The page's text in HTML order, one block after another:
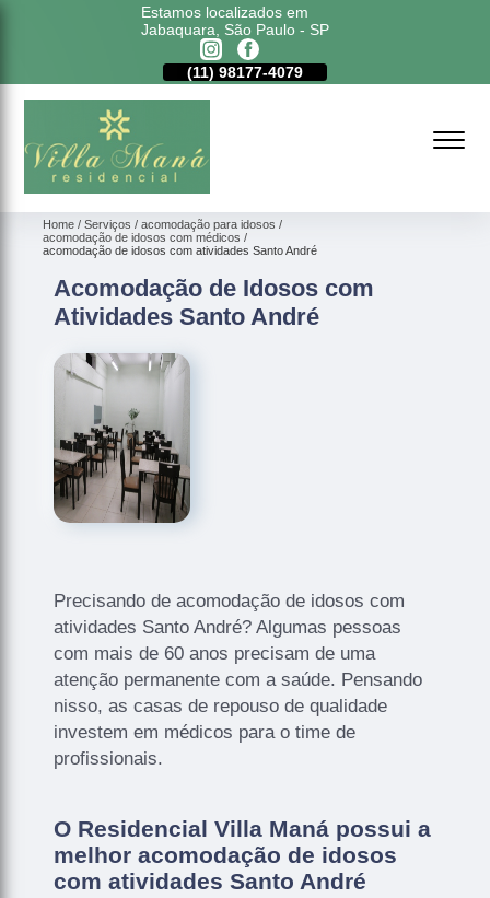
Estamos localizados em
Jabaquara, São Paulo - SP
(11) 98177-4079
Home Serviços
acomodação para idosos
acomodação de idosos com médicos
acomodação de idosos com atividades Santo André
Acomodação de Idosos com
Atividades Santo André
Precisando de acomodação de idosos com
atividades Santo André? Algumas pessoas
com mais de 60 anos precisam de uma
atenção permanente com a saúde. Pensando
nisso, as casas de repouso de qualidade
investem em médicos para o time de
profissionais.
O Residencial Villa Maná possui a
melhor acomodação de idosos
com atividades Santo André